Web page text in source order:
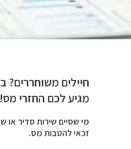
חיילים משוחררים?
מגיע לכם החזרי מס!
מי שסיים שירות סדיר או
זכאי להטבות מס.